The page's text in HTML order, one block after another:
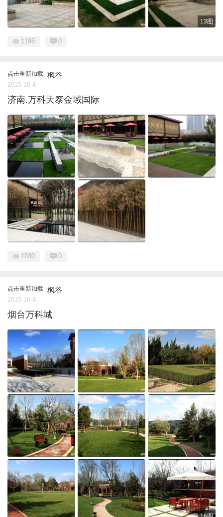
13图
1195 0
点击重新加载 枫谷
2015-10-4
济南.万科天泰金域国际
1030 0
点击重新加载 枫谷
2015-10-4
烟台万科城